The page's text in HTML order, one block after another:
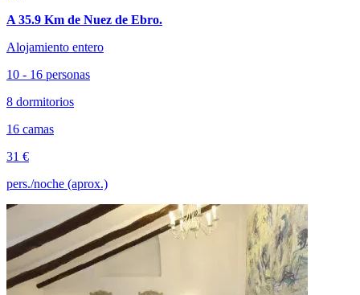
A 35.9 Km de Nuez de Ebro.
Alojamiento entero
10 - 16 personas
8 dormitorios
16 camas
31 €
pers./noche (aprox.)